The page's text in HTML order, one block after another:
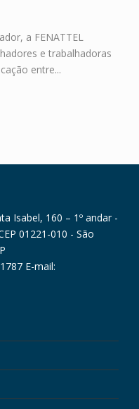
a FENATTEL
e trabalhadoras
entre...
Isabel, 160 – 1º andar -
01221-010 - São
E-mail: